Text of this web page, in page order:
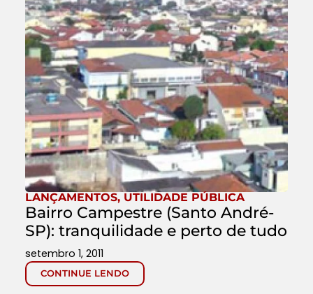
LANÇAMENTOS, UTILIDADE PÚBLICA
Bairro Campestre (Santo André-
SP): tranquilidade e perto de tudo
CONTINUE LENDO
setembro 1, 2011